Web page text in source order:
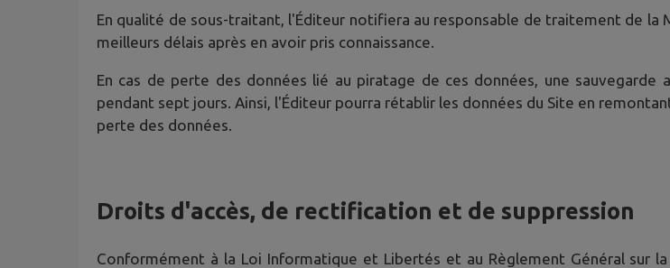
En qualité de sous-traitant, l'Éditeur notifiera au responsable de traitement de
meilleurs délais après en avoir pris connaissance.
En cas de perte des données lié au piratage de ces données, une
pendant sept jours. Ainsi, l'Éditeur pourra rétablir les données du Site en
perte des données.
Droits d'accès, de rectification et de suppression
Conformément à la Loi Informatique et Libertés et au Règlement Général sur